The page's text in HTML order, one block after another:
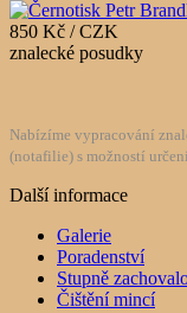
850 Kč / CZK
znalecké posudky
Nabízíme vypracování
(notafilie) s možností
Další informace
Galerie
Poradenství
Stupně
Čištění mincí